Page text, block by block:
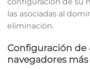
las asociadas al
eliminación.
Configuración de
navegadores